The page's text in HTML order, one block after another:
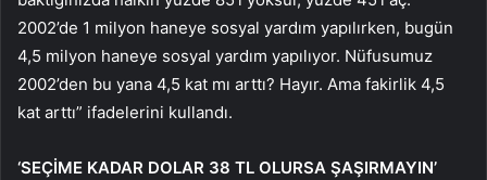
2002’de 1 milyon haneye sosyal yardım yapılırken, bugün
4,5 milyon haneye sosyal yardım yapılıyor. Nüfusumuz
2002’den bu yana 4,5 kat mı arttı? Hayır. Ama fakirlik 4,5
kat arttı” ifadelerini kullandı.
‘SEÇİME KADAR DOLAR 38 TL OLURSA ŞAŞIRMAYIN’